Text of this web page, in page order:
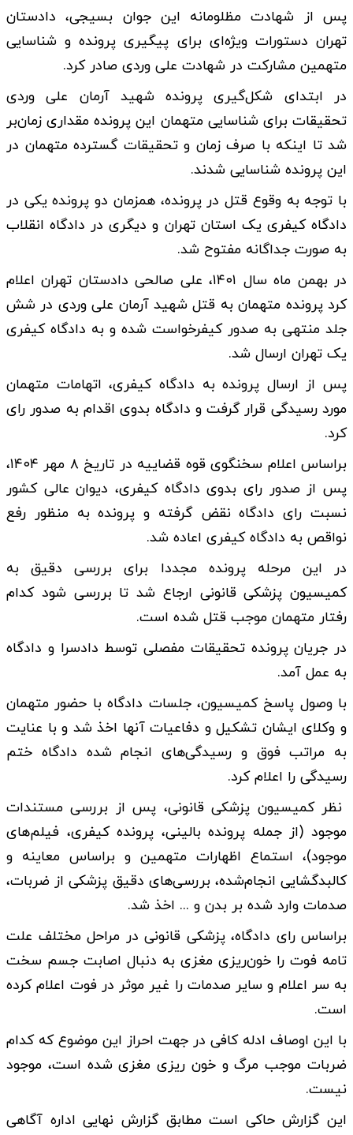
پس از شهادت مظلومانه این جوان بسیجی، دادستان
تهران دستورات ویژه‌ای برای پیگیری پرونده و شناسایی
متهمین مشارکت در شهادت علی وردی صادر کرد.
در ابتدای شکل‌گیری پرونده شهید آرمان علی وردی
تحقیقات برای شناسایی متهمان این پرونده مقداری زمان‌بر
شد تا اینکه با صرف زمان و تحقیقات گسترده متهمان در
این پرونده شناسایی شدند.
با توجه به وقوع قتل در پرونده، همزمان دو پرونده یکی در
دادگاه کیفری یک استان تهران و دیگری در دادگاه انقلاب
به صورت جداگانه مفتوح شد.
در بهمن ماه سال ۱۴۰۱، علی صالحی دادستان تهران اعلام
کرد پرونده متهمان به قتل شهید آرمان علی وردی در شش
جلد منتهی به صدور کیفرخواست شده و به دادگاه کیفری
یک تهران ارسال شد.
پس از ارسال پرونده به دادگاه کیفری، اتهامات متهمان
مورد رسیدگی قرار گرفت و دادگاه بدوی اقدام به صدور رای
کرد.
براساس اعلام سخنگوی قوه قضاییه در تاریخ ۸ مهر ۱۴۰۴،
پس از صدور رای بدوی دادگاه کیفری، دیوان عالی کشور
نسبت رای دادگاه نقض گرفته و پرونده به منظور رفع
نواقص به دادگاه کیفری اعاده شد.
در این مرحله پرونده مجددا برای بررسی دقیق به
کمیسیون پزشکی قانونی ارجاع شد تا بررسی شود کدام
رفتار متهمان موجب قتل شده است.
در جریان پرونده تحقیقات مفصلی توسط دادسرا و دادگاه
به عمل آمد.
با وصول پاسخ کمیسیون، جلسات دادگاه با حضور متهمان
و وکلای ایشان تشکیل و دفاعیات آنها اخذ شد و با عنایت
به مراتب فوق و رسیدگی‌های انجام شده دادگاه ختم
رسیدگی را اعلام کرد.
نظر کمیسیون پزشکی قانونی، پس از بررسی مستندات
موجود (از جمله پرونده بالینی، پرونده کیفری، فیلم‌های
موجود)، استماع اظهارات متهمین و براساس معاینه و
کالبدگشایی انجام‌شده، بررسی‌های دقیق پزشکی از ضربات،
صدمات وارد شده بر بدن و ... اخذ شد.
براساس رای دادگاه، پزشکی قانونی در مراحل مختلف علت
تامه فوت را خون‌ریزی مغزی به دنبال اصابت جسم سخت
به سر اعلام و سایر صدمات را غیر موثر در فوت اعلام کرده
است.
با این اوصاف ادله کافی در جهت احراز این موضوع که کدام
ضربات موجب مرگ و خون ریزی مغزی شده است، موجود
نیست.
این گزارش حاکی است مطابق گزارش نهایی اداره آگاهی